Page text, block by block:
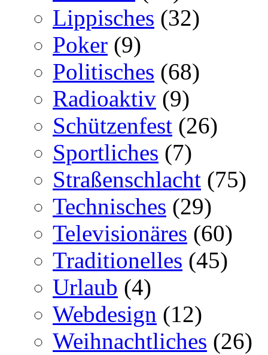
Lippisches (32)
Poker (9)
Politisches (68)
Radioaktiv (9)
Schützenfest (26)
Sportliches (7)
Straßenschlacht (75)
Technisches (29)
Televisionäres (60)
Traditionelles (45)
Urlaub (4)
Webdesign (12)
Weihnachtliches (26)